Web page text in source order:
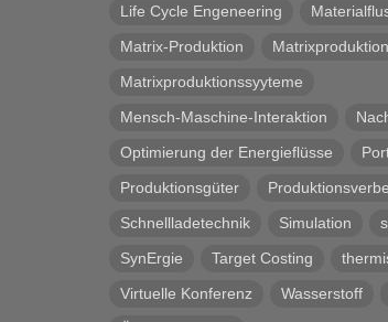
Life Cycle Engeneering
Matrix-Produktion
Matrixproduktionssyyteme
Mensch-Maschine-Interaktion
Optimierung der Energieflüsse
Produktionsgüter
Schnellladetechnik
Simulation
SynErgie
Target Costing
Virtuelle Konferenz
Wasserstoff